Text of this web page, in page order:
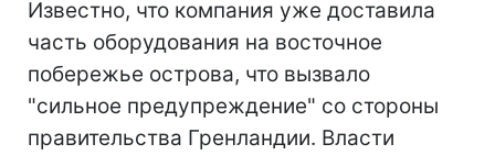
Известно, что компания уже доставила
часть оборудования на восточное
побережье острова, что вызвало
"сильное предупреждение" со стороны
правительства Гренландии. Власти